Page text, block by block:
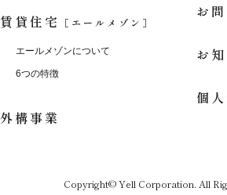
賃貸住宅 ［エールメゾン］
エールメゾンについて
6つの特徴
外構事業
お
お
個
Copyright© Yell Corporation. All